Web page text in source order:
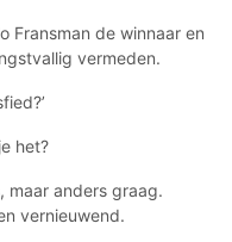
Fransman de winnaar en
vermeden.
het?
maar anders graag.
vernieuwend.